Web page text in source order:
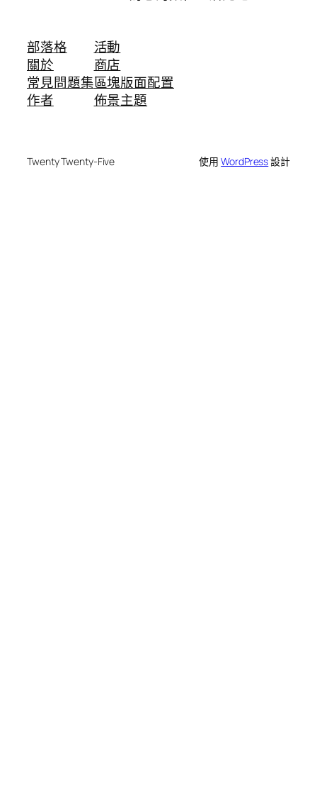
部落格
關於
常見問題集
作者
活動
商店
區塊版面配置
佈景主題
Twenty Twenty-Five 使用WordPress設計